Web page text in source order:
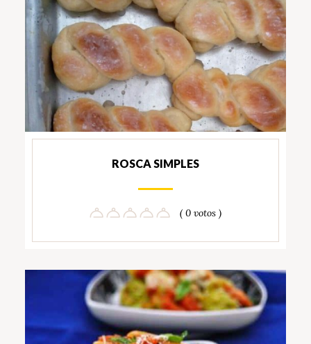
ROSCA SIMPLES
( 0 votos )